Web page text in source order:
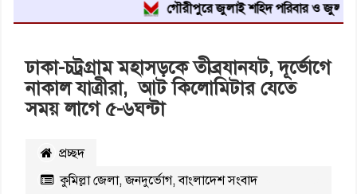
গৌরীপুরে জুলাই শহিদ পরিবার ও জুলাই
ঢাকা-চট্রগ্রাম মহাসড়কে তীব্রযানযট, দূর্ভোগে
নাকাল যাত্রীরা, আট কিলোমিটার যেতে
সময় লাগে ৫-৬ঘন্টা
প্রচ্ছদ
কুমিল্লা জেলা,জনদুর্ভোগ,বাংলাদেশ সংবাদ